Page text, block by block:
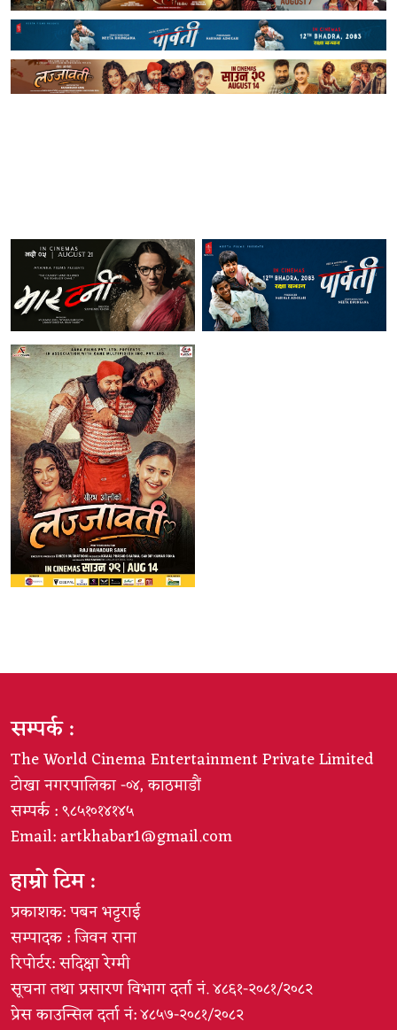
सम्पर्क :
The World Cinema Entertainment Private Limited
टोखा नगरपालिका -०४, काठमाडौं
सम्पर्क : ९८५१०१४१४५
Email:artkhabar1@gmail.com
हाम्रो टिम :
प्रकाशक: पबन भट्टराई
सम्पादक : जिवन राना
रिपोर्टर: सदिक्षा रेग्मी
सूचना तथा प्रसारण विभाग दर्ता नं. ४८६१-२०८१/२०८२
प्रेस काउन्सिल दर्ता नं: ४८५७-२०८१/२०८२